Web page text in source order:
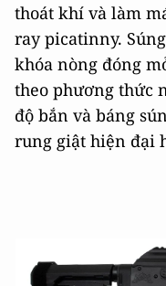
thoát khí và làm
ray picatinny.
khóa nòng đóng
theo phương thức
độ bắn và báng
rung giật hiện đại